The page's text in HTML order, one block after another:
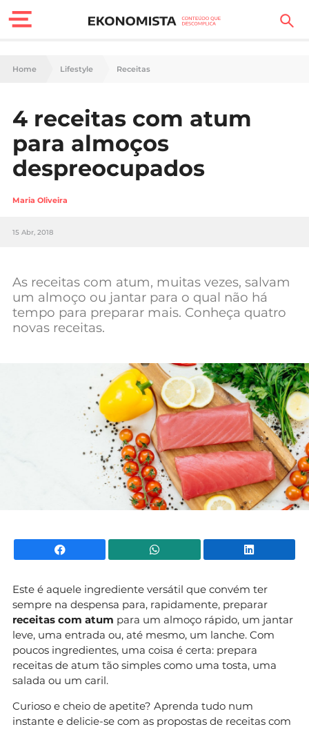
Finanças Pessoais
Carreira
Casa
Lifestyle
Sociedade
Negócios
Mundial 2026
Home Lifestyle Receitas
4 receitas com atum
para almoços
despreocupados
Maria Oliveira
15 Abr, 2018
As receitas com atum, muitas vezes, salvam
um almoço ou jantar para o qual não há
tempo para preparar mais. Conheça quatro
novas receitas.
Facebook WhatsApp
Este é aquele ingrediente versátil que convém ter
sempre na despensa para, rapidamente, preparar
receitas com atum para um almoço rápido, um jantar
leve, uma entrada ou, até mesmo, um lanche. Com
poucos ingredientes, uma coisa é certa: prepara
receitas de atum tão simples como uma tosta, uma
salada ou um caril.
Curioso e cheio de apetite? Aprenda tudo num
instante e delicie-se com as propostas de receitas com